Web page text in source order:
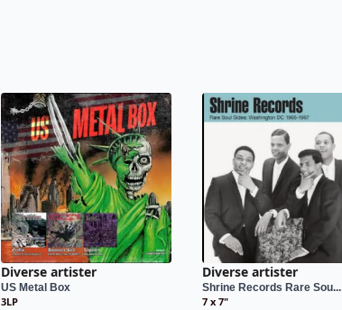
Diverse artister
US Metal Box
3LP
Diverse artister
Shrine Records Rare Sou...
7 x 7"